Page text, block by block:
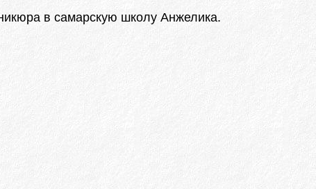
в самарскую школу Анжелика.